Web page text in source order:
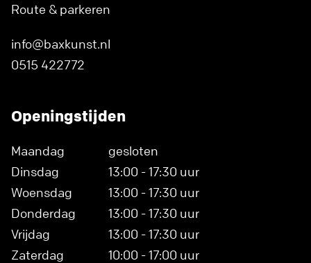
Route & parkeren
info@baxkunst.nl
0515 422772
Openingstijden
Maandag
gesloten
Dinsdag
13:00 - 17:30 uur
Woensdag
13:00 - 17:30 uur
Donderdag
13:00 - 17:30 uur
Vrijdag
13:00 - 17:30 uur
Zaterdag
10:00 - 17:00 uur